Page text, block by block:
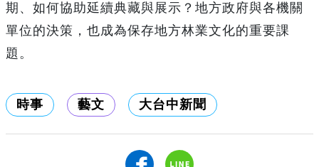
期、如何協助延續典藏與展示？地方政府與各機關
單位的決策，也成為保存地方林業文化的重要課
題。
時事 藝文 大台中新聞